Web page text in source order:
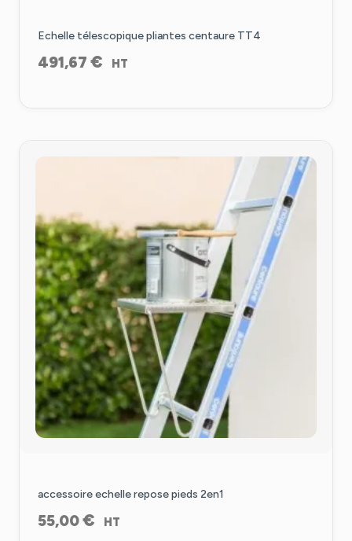
Echelle télescopique pliantes centaure TT4
491,67 € HT
accessoire echelle repose pieds 2en1
55,00€ HT